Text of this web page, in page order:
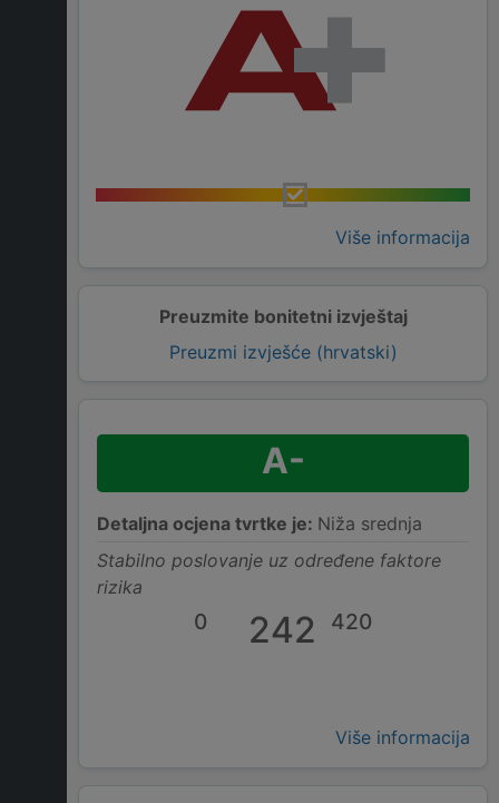
Više informacija
Preuzmite bonitetni izvještaj
Preuzmi izvješće (hrvatski)
A-
Detaljna ocjena tvrtke je: Niža srednja
Stabilno poslovanje uz određene faktore
rizika
0 242 420
Više informacija